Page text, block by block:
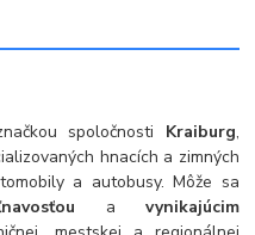
spoločnosti Kraiburg,
hnacích a zimných
a autobusy. Môže sa
a vynikajúcim